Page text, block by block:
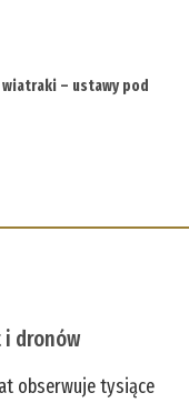
– ustawy pod
i dronów
obserwuje tysiące